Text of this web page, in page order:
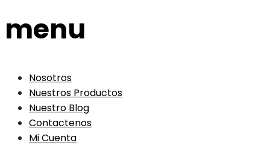
menu
Nosotros
Nuestros Productos
Nuestro Blog
Contactenos
Mi Cuenta